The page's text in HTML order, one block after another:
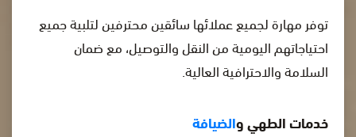
توفر مهارة لجميع عملائها سائقين محترفين لتلبية جميع
احتياجاتهم اليومية من النقل والتوصيل، مع ضمان
السلامة والاحترافية العالية.
خدمات الطهي والضيافة